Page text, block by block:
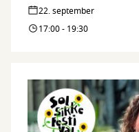
22. september
17:00 - 19:30